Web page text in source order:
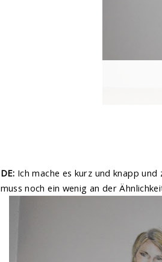
DE: Ich mache es kurz und knapp
muss noch ein wenig an der